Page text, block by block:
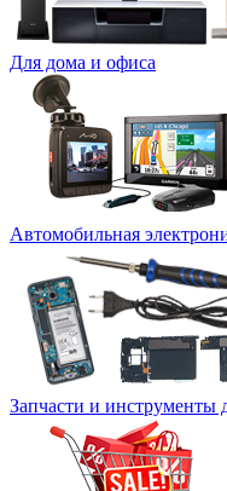
Для дома и офиса
Автомобильная
Запчасти и инструменты